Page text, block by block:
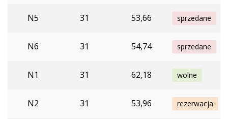
N5 31 53,66 sprzedane
N6 31 54,74 sprzedane
N1 31 62,18 wolne
N2 31 53,96 rezerwacja